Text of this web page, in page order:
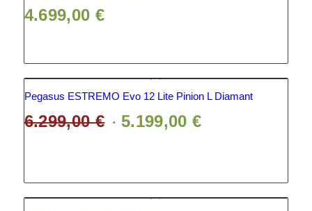
4.699,00 €
Pegasus ESTREMO Evo 12 Lite Pinion L Diamant
6.299,00€
Ursprünglicher
war:
5.199,00€
ist: